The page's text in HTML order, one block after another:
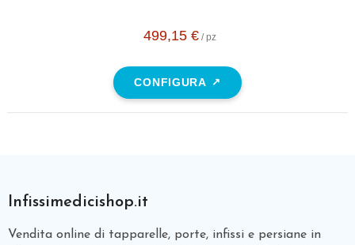
499,15 €/ pz
CONFIGURA
Infissimedicishop.it
Vendita online di tapparelle, porte, infissi e persiane in